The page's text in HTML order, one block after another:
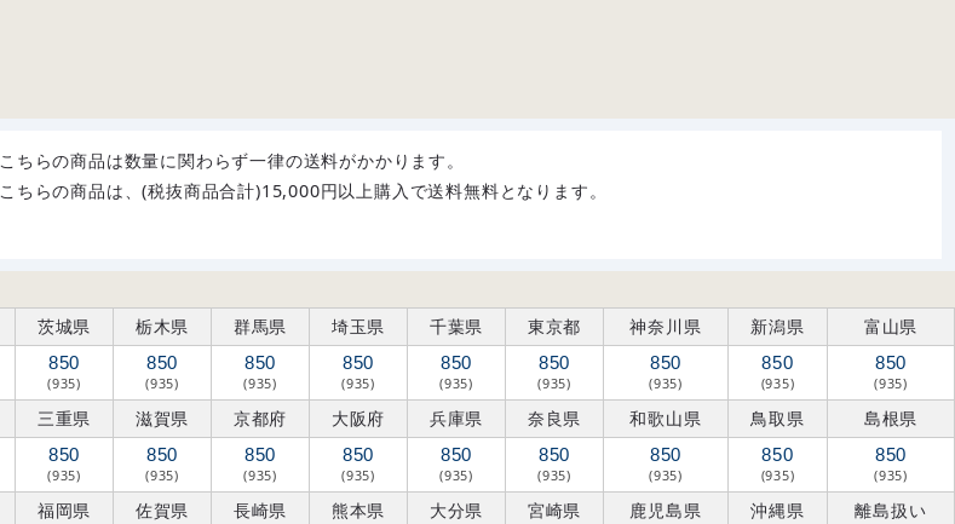
こちらの商品は数量に関わらず一律の送料がかかります。
こちらの商品は、(税抜商品合計)15,000円以上購入で送料無料となります。
茨城県 栃木県 群馬県 埼玉県 千葉県 東京都 神奈川県 新潟県 富山県
850
(935)
850
(935)
850
(935)
850
(935)
850
(935)
850
(935)
850
(935)
850
(935)
850
(935)
三重県 滋賀県 京都府 大阪府 兵庫県 奈良県 和歌山県 鳥取県 島根県
850
(935)
850
(935)
850
(935)
850
(935)
850
(935)
850
(935)
850
(935)
850
(935)
850
(935)
福岡県 佐賀県 長崎県 熊本県 大分県 宮崎県 鹿児島県 沖縄県 離島扱い